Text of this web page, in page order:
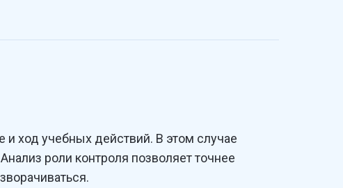
и ход учебных действий. В этом случае
роли контроля позволяет точнее